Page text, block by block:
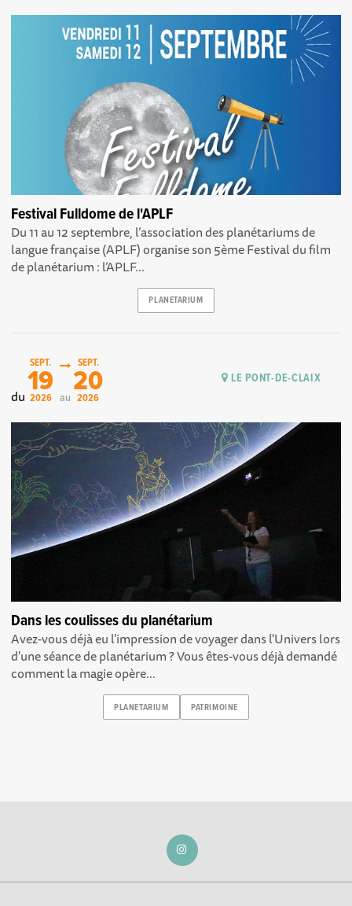
Festival Fulldome de l'APLF
Du 11 au 12 septembre, l’association des planétariums de
langue française (APLF) organise son 5ème Festival du film
de planétarium : l’APLF...
PLANETARIUM
LE PONT-DE-CLAIX
du
SEPT.
19
2026 au
SEPT.
20
2026
Dans les coulisses du planétarium
Avez-vous déjà eu l'impression de voyager dans l'Univers lors
d'une séance de planétarium ? Vous êtes-vous déjà demandé
comment la magie opère...
PLANETARIUM PATRIMOINE